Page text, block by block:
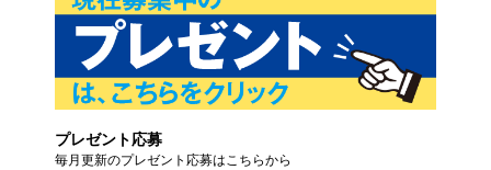
プレゼント応募
毎月更新のプレゼント応募はこちらから